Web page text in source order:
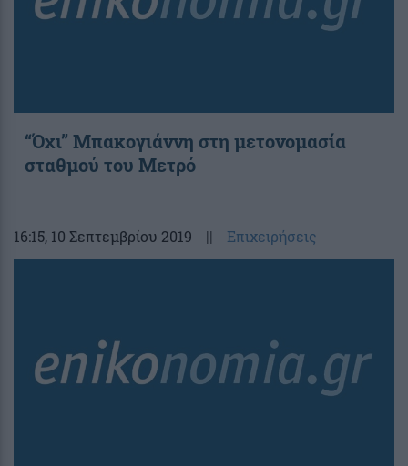
“Όχι” Μπακογιάννη στη μετονομασία
σταθμού του Μετρό
16:15, 10 Σεπτεμβρίου 2019 || Επιχειρήσεις